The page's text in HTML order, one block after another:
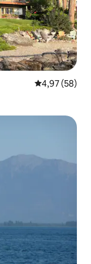
Keskmine
4,97 (58)